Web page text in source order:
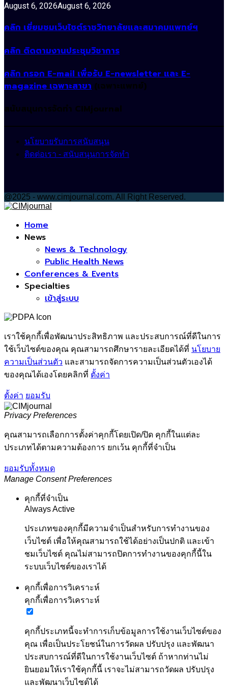
August 6, 2026August 6, 2026
คลิก เยี่ยมชมเว็บไซต์ราชวิทยาลัยและสมาคมแพทย์ฯ
คลิก ติดตามงานประชุมวิชาการ
คลิก กรอก E-mail เพื่อรับ E-newsletter และ E-
magazine เฉพาะสาขา (เฉพาะแพทย์)
สนับสนุนการจัดทำ CIMjournal
นโยบายรับการสนับสนุน
ติดต่อเรา - สนับสนุนการจัดทำ
@2025 - www.cimjournal.com. All Right Reserved.
Home
News
News & Technology
Public Health News
Conferences & Events
Specialties
เข้าสู่ระบบ
เราใช้คุกกี้เพื่อพัฒนาประสิทธิภาพ และประสบการณ์ที่ดีในการ
ใช้เว็บไซต์ของคุณ คุณสามารถศึกษารายละเอียดได้ที่ นโยบาย
ความเป็นส่วนตัว และสามารถจัดการความเป็นส่วนตัวเองได้
ของคุณได้เองโดยคลิกที่ ตั้งค่า
ตั้งค่า ยอมรับ
Privacy Preferences
คุณสามารถเลือกการตั้งค่าคุกกี้โดยเปิด/ปิด คุกกี้ในแต่ละ
ประเภทได้ตามความต้องการ ยกเว้น คุกกี้ที่จำเป็น
ยอมรับทั้งหมด
Manage Consent Preferences
คุกกี้ที่จำเป็น
Always Active
ประเภทของคุกกี้มีความจำเป็นสำหรับการทำงานของ
เว็บไซต์ เพื่อให้คุณสามารถใช้ได้อย่างเป็นปกติ และเข้า
ชมเว็บไซต์ คุณไม่สามารถปิดการทำงานของคุกกี้นี้ใน
ระบบเว็บไซต์ของเราได้
คุกกี้เพื่อการวิเคราะห์
คุกกี้เพื่อการวิเคราะห์
คุกกี้ประเภทนี้จะทำการเก็บข้อมูลการใช้งานเว็บไซต์ของ
คุณ เพื่อเป็นประโยชน์ในการวัดผล ปรับปรุง และพัฒนา
ประสบการณ์ที่ดีในการใช้งานเว็บไซต์ ถ้าหากท่านไม่
ยินยอมให้เราใช้คุกกี้นี้ เราจะไม่สามารถวัดผล ปรับปรุง
และพัฒนาเว็บไซต์ได้